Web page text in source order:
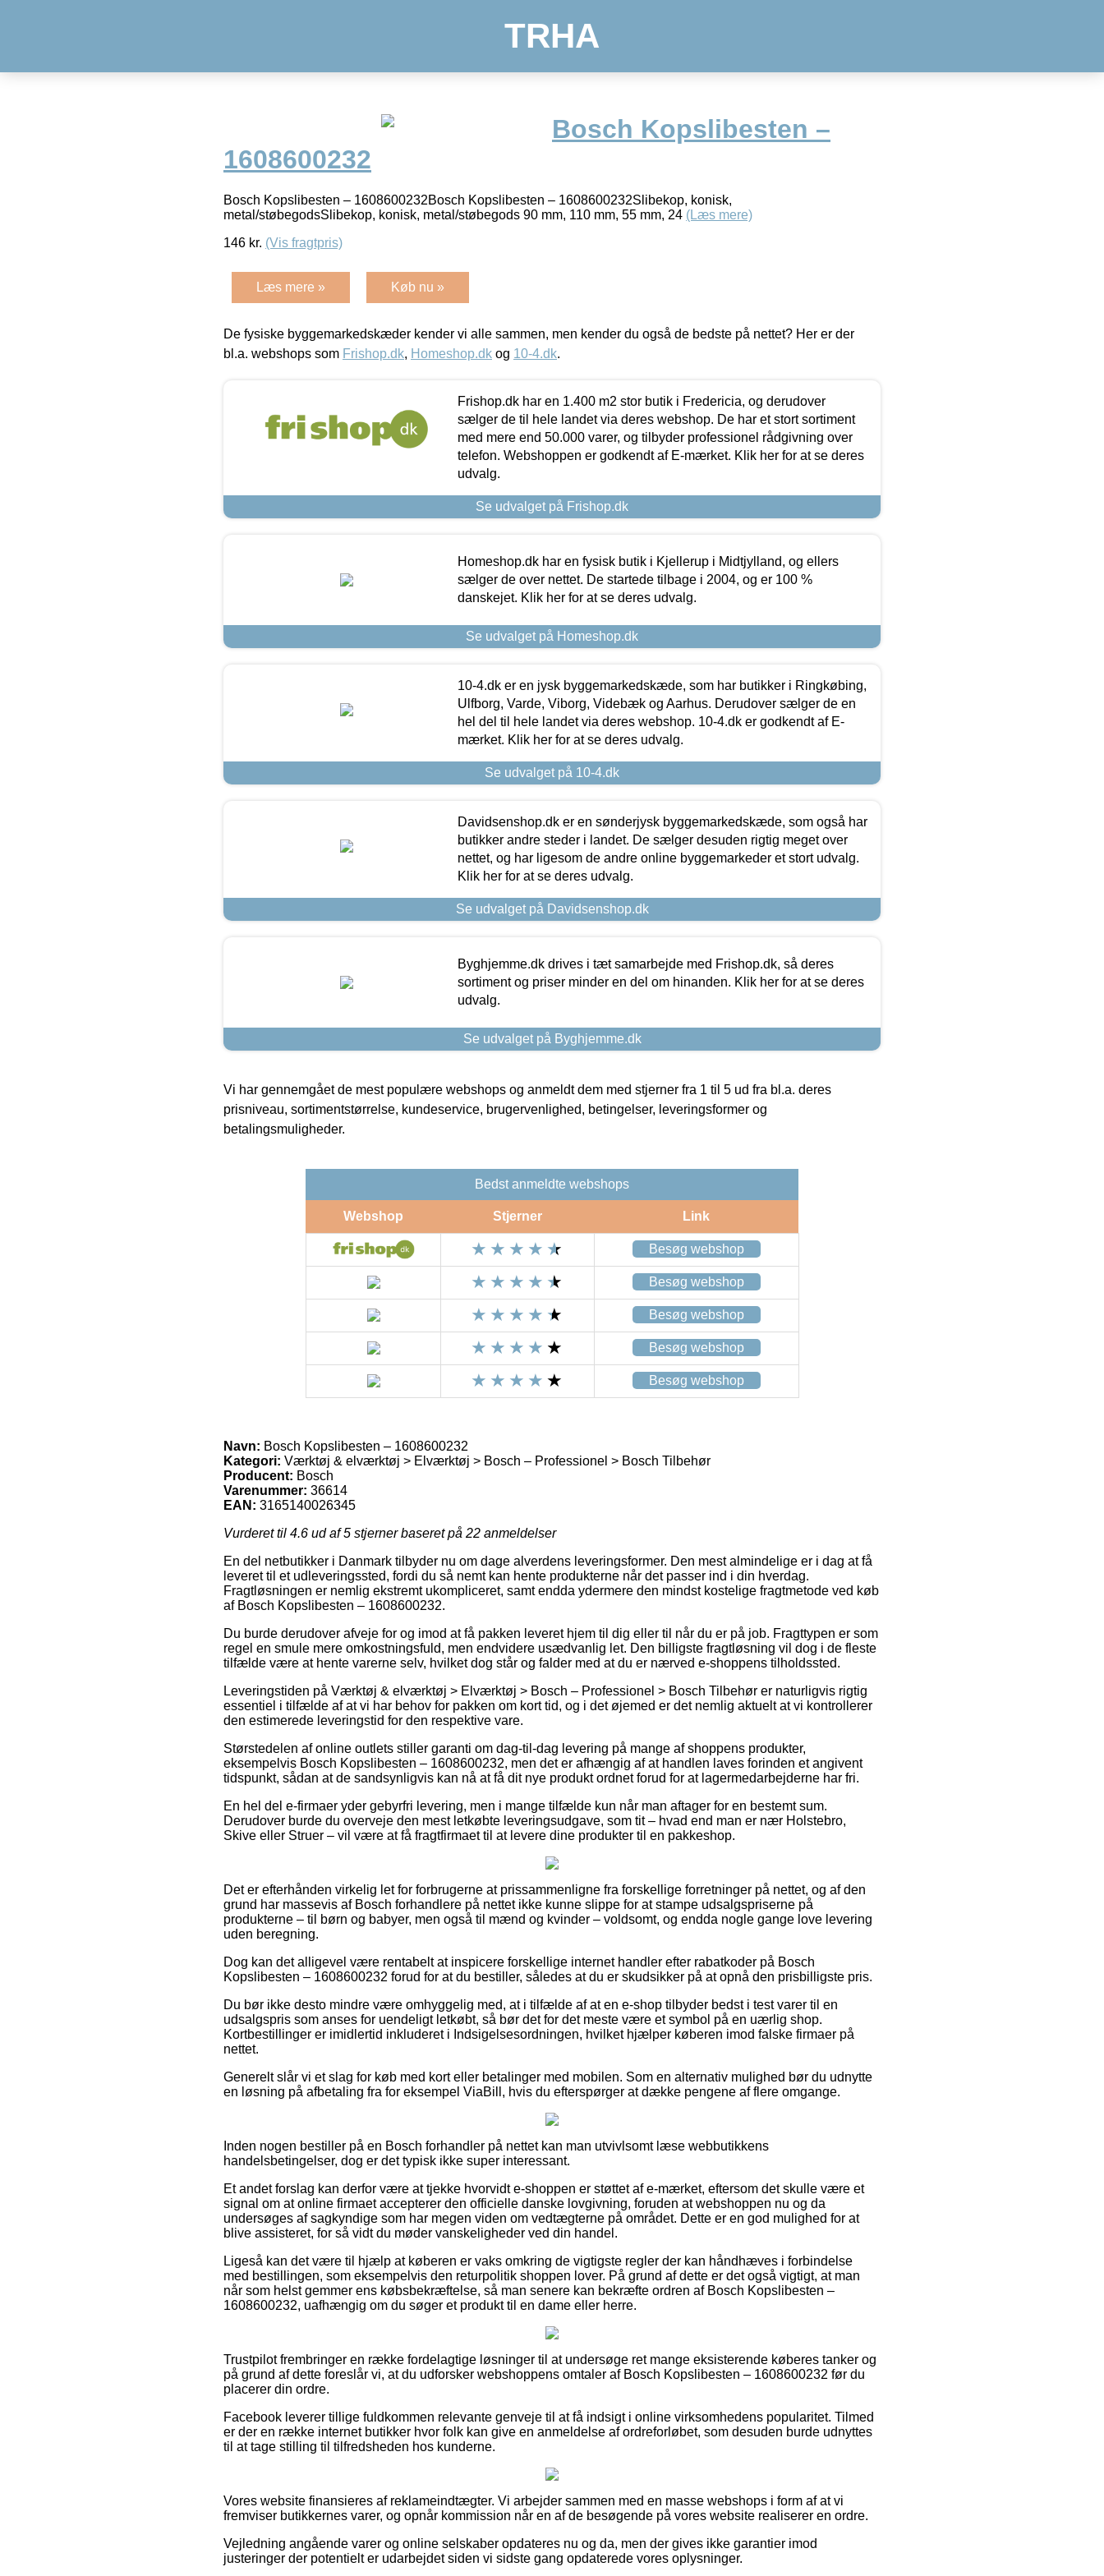
TRHA
Bosch Kopslibesten –
1608600232
Bosch Kopslibesten – 1608600232Bosch Kopslibesten – 1608600232Slibekop, konisk,
metal/støbegodsSlibekop, konisk, metal/støbegods 90 mm, 110 mm, 55 mm, 24 (Læs mere)
146 kr. (Vis fragtpris)
Læs mere » Køb nu »
De fysiske byggemarkedskæder kender vi alle sammen, men kender du også de bedste på nettet? Her er der
bl.a. webshops som Frishop.dk, Homeshop.dk og 10-4.dk.
Frishop.dk har en 1.400 m2 stor butik i Fredericia, og derudover
sælger de til hele landet via deres webshop. De har et stort sortiment
med mere end 50.000 varer, og tilbyder professionel rådgivning over
telefon. Webshoppen er godkendt af E-mærket. Klik her for at se deres
udvalg.
Se udvalget på Frishop.dk
Homeshop.dk har en fysisk butik i Kjellerup i Midtjylland, og ellers
sælger de over nettet. De startede tilbage i 2004, og er 100 %
danskejet. Klik her for at se deres udvalg.
Se udvalget på Homeshop.dk
10-4.dk er en jysk byggemarkedskæde, som har butikker i Ringkøbing,
Ulfborg, Varde, Viborg, Videbæk og Aarhus. Derudover sælger de en
hel del til hele landet via deres webshop. 10-4.dk er godkendt af E-
mærket. Klik her for at se deres udvalg.
Se udvalget på 10-4.dk
Davidsenshop.dk er en sønderjysk byggemarkedskæde, som også har
butikker andre steder i landet. De sælger desuden rigtig meget over
nettet, og har ligesom de andre online byggemarkeder et stort udvalg.
Klik her for at se deres udvalg.
Se udvalget på Davidsenshop.dk
Byghjemme.dk drives i tæt samarbejde med Frishop.dk, så deres
sortiment og priser minder en del om hinanden. Klik her for at se deres
udvalg.
Se udvalget på Byghjemme.dk
Vi har gennemgået de mest populære webshops og anmeldt dem med stjerner fra 1 til 5 ud fra bl.a. deres
prisniveau, sortimentstørrelse, kundeservice, brugervenlighed, betingelser, leveringsformer og
betalingsmuligheder.
Bedst anmeldte webshops
Webshop Stjerner Link
Besøg webshop
Besøg webshop
Besøg webshop
Besøg webshop
Besøg webshop
Navn: Bosch Kopslibesten – 1608600232
Kategori: Værktøj & elværktøj > Elværktøj > Bosch – Professionel > Bosch Tilbehør
Producent: Bosch
Varenummer: 36614
EAN: 3165140026345
Vurderet til 4.6 ud af 5 stjerner baseret på 22 anmeldelser
En del netbutikker i Danmark tilbyder nu om dage alverdens leveringsformer. Den mest almindelige er i dag at få
leveret til et udleveringssted, fordi du så nemt kan hente produkterne når det passer ind i din hverdag.
Fragtløsningen er nemlig ekstremt ukompliceret, samt endda ydermere den mindst kostelige fragtmetode ved køb
af Bosch Kopslibesten – 1608600232.
Du burde derudover afveje for og imod at få pakken leveret hjem til dig eller til når du er på job. Fragttypen er som
regel en smule mere omkostningsfuld, men endvidere usædvanlig let. Den billigste fragtløsning vil dog i de fleste
tilfælde være at hente varerne selv, hvilket dog står og falder med at du er nærved e-shoppens tilholdssted.
Leveringstiden på Værktøj & elværktøj > Elværktøj > Bosch – Professionel > Bosch Tilbehør er naturligvis rigtig
essentiel i tilfælde af at vi har behov for pakken om kort tid, og i det øjemed er det nemlig aktuelt at vi kontrollerer
den estimerede leveringstid for den respektive vare.
Størstedelen af online outlets stiller garanti om dag-til-dag levering på mange af shoppens produkter,
eksempelvis Bosch Kopslibesten – 1608600232, men det er afhængig af at handlen laves forinden et angivent
tidspunkt, sådan at de sandsynligvis kan nå at få dit nye produkt ordnet forud for at lagermedarbejderne har fri.
En hel del e-firmaer yder gebyrfri levering, men i mange tilfælde kun når man aftager for en bestemt sum.
Derudover burde du overveje den mest letkøbte leveringsudgave, som tit – hvad end man er nær Holstebro,
Skive eller Struer – vil være at få fragtfirmaet til at levere dine produkter til en pakkeshop.
Det er efterhånden virkelig let for forbrugerne at prissammenligne fra forskellige forretninger på nettet, og af den
grund har massevis af Bosch forhandlere på nettet ikke kunne slippe for at stampe udsalgspriserne på
produkterne – til børn og babyer, men også til mænd og kvinder – voldsomt, og endda nogle gange love levering
uden beregning.
Dog kan det alligevel være rentabelt at inspicere forskellige internet handler efter rabatkoder på Bosch
Kopslibesten – 1608600232 forud for at du bestiller, således at du er skudsikker på at opnå den prisbilligste pris.
Du bør ikke desto mindre være omhyggelig med, at i tilfælde af at en e-shop tilbyder bedst i test varer til en
udsalgspris som anses for uendeligt letkøbt, så bør det for det meste være et symbol på en uærlig shop.
Kortbestillinger er imidlertid inkluderet i Indsigelsesordningen, hvilket hjælper køberen imod falske firmaer på
nettet.
Generelt slår vi et slag for køb med kort eller betalinger med mobilen. Som en alternativ mulighed bør du udnytte
en løsning på afbetaling fra for eksempel ViaBill, hvis du efterspørger at dække pengene af flere omgange.
Inden nogen bestiller på en Bosch forhandler på nettet kan man utvivlsomt læse webbutikkens
handelsbetingelser, dog er det typisk ikke super interessant.
Et andet forslag kan derfor være at tjekke hvorvidt e-shoppen er støttet af e-mærket, eftersom det skulle være et
signal om at online firmaet accepterer den officielle danske lovgivning, foruden at webshoppen nu og da
undersøges af sagkyndige som har megen viden om vedtægterne på området. Dette er en god mulighed for at
blive assisteret, for så vidt du møder vanskeligheder ved din handel.
Ligeså kan det være til hjælp at køberen er vaks omkring de vigtigste regler der kan håndhæves i forbindelse
med bestillingen, som eksempelvis den returpolitik shoppen lover. På grund af dette er det også vigtigt, at man
når som helst gemmer ens købsbekræftelse, så man senere kan bekræfte ordren af Bosch Kopslibesten –
1608600232, uafhængig om du søger et produkt til en dame eller herre.
Trustpilot frembringer en række fordelagtige løsninger til at undersøge ret mange eksisterende køberes tanker og
på grund af dette foreslår vi, at du udforsker webshoppens omtaler af Bosch Kopslibesten – 1608600232 før du
placerer din ordre.
Facebook leverer tillige fuldkommen relevante genveje til at få indsigt i online virksomhedens popularitet. Tilmed
er der en række internet butikker hvor folk kan give en anmeldelse af ordreforløbet, som desuden burde udnyttes
til at tage stilling til tilfredsheden hos kunderne.
Vores website finansieres af reklameindtægter. Vi arbejder sammen med en masse webshops i form af at vi
fremviser butikkernes varer, og opnår kommission når en af de besøgende på vores website realiserer en ordre.
Vejledning angående varer og online selskaber opdateres nu og da, men der gives ikke garantier imod
justeringer der potentielt er udarbejdet siden vi sidste gang opdaterede vores oplysninger.